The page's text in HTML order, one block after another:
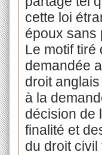
cette loi
époux sans
Le motif tiré
demandée
droit
à la
décision de
finalité et
du droit